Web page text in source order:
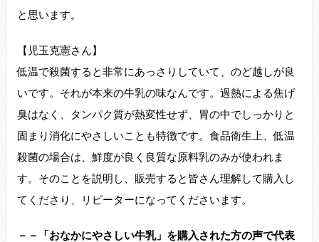
と思います。
【児玉克憲さん】
低温で殺菌すると非常にあっさりしていて、のど越しが良
いです。それが本来の牛乳の味なんです。過熱による焦げ
臭はなく、タンパク質が熱変性せず、胃の中でしっかりと
固まり消化にやさしいことも特徴です。食品衛生上、低温
殺菌の場合は、鮮度が良く良質な原料乳のみが使われま
す。そのことを説明し、販売すると皆さん理解して購入し
てくださり、リピーターになってくださいます。
－－「おなかにやさしい牛乳」を購入された方の声で代表